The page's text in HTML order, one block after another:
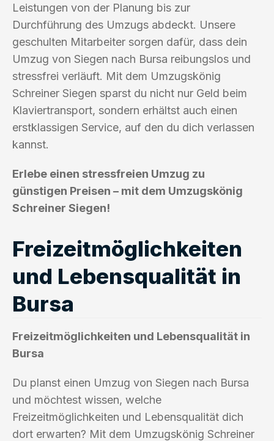
Leistungen von der Planung bis zur
Durchführung des Umzugs abdeckt. Unsere
geschulten Mitarbeiter sorgen dafür, dass dein
Umzug von Siegen nach Bursa reibungslos und
stressfrei verläuft. Mit dem Umzugskönig
Schreiner Siegen sparst du nicht nur Geld beim
Klaviertransport, sondern erhältst auch einen
erstklassigen Service, auf den du dich verlassen
kannst.
Erlebe einen stressfreien Umzug zu
günstigen Preisen – mit dem Umzugskönig
Schreiner Siegen!
Freizeitmöglichkeiten
und Lebensqualität in
Bursa
Freizeitmöglichkeiten und Lebensqualität in
Bursa
Du planst einen Umzug von Siegen nach Bursa
und möchtest wissen, welche
Freizeitmöglichkeiten und Lebensqualität dich
dort erwarten? Mit dem Umzugskönig Schreiner